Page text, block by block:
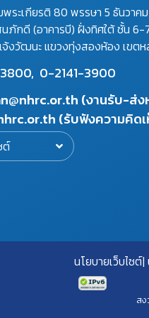
พระเกียรติ 80 พรรษา 5 ธันวาค
นภักดี (อาคารบี) ฝั่งทิศใต้ ชั้น 6-
งวัฒนะ แขวงทุ่งสองห้อง เขต
0-2141-3900
(งานรับ-ส่
(รับฟังความคิด
ต์
นโยบายเว็บไซต์
ส